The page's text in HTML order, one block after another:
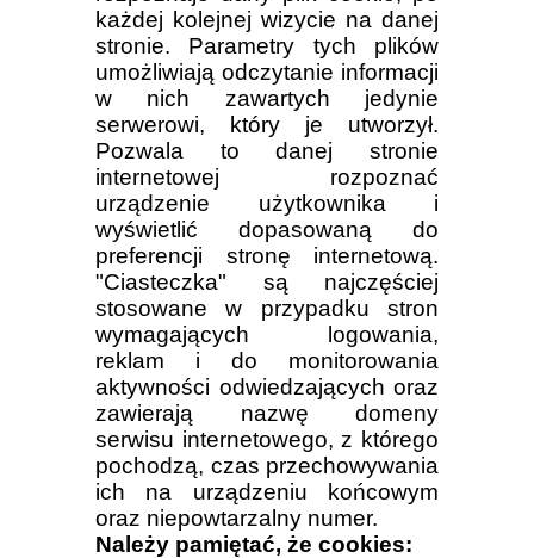
każdej kolejnej wizycie na danej
stronie. Parametry tych plików
umożliwiają odczytanie informacji
w nich zawartych jedynie
serwerowi, który je utworzył.
Pozwala to danej stronie
internetowej rozpoznać
urządzenie użytkownika i
wyświetlić dopasowaną do
preferencji stronę internetową.
"Ciasteczka" są najczęściej
stosowane w przypadku stron
wymagających logowania,
reklam i do monitorowania
aktywności odwiedzających oraz
zawierają nazwę domeny
serwisu internetowego, z którego
pochodzą, czas przechowywania
ich na urządzeniu końcowym
oraz niepowtarzalny numer.
Należy pamiętać, że cookies: